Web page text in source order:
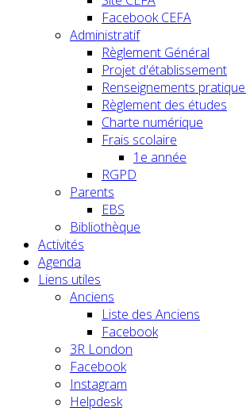
Facebook CEFA
Administratif
Règlement Général
Projet d'établissement
Renseignements
Règlement des études
Charte numérique
Frais scolaire
1e année
RGPD
Parents
EBS
Bibliothèque
Activités
Agenda
Liens utiles
Anciens
Liste des Anciens
Facebook
3R London
Facebook
Instagram
Helpdesk